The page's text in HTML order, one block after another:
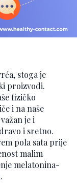
stoga je
proizvodi.
fizičko
i na naše
je i
i sretno.
pola sata prije
malim
melatonina-